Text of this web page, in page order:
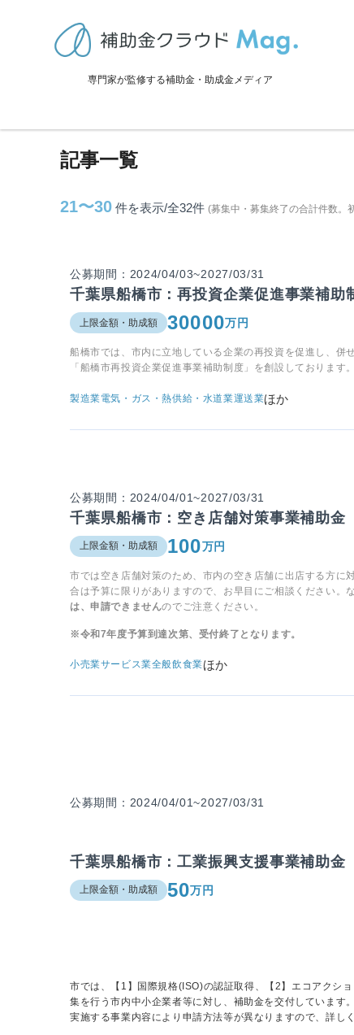
専門家が監修する補助金・助成金メディア
>補助金・助成金詳細
船橋市に関連する記事
記事一覧
21〜30 件を表示/全32件 (募集中・募集終了の合計件数。
公募期間：2024/04/03~2027/03/31
千葉県船橋市：再投資企業促進事業補助
上限金額・助成額 30000万円
船橋市では、市内に立地している企業の再投資を促進し、
「船橋市再投資企業促進事業補助制度」を創設しております。
製造業電気・ガス・熱供給・水道業運送業ほか
公募期間：2024/04/01~2027/03/31
千葉県船橋市：空き店舗対策事業補助金
上限金額・助成額 100万円
市では空き店舗対策のため、市内の空き店舗に出店する方に
合は予算に限りがありますので、お早目にご相談ください。な
は、申請できませんのでご注意ください。
※令和7年度予算到達次第、受付終了となります。
小売業サービス業全般飲食業ほか
公募期間：2024/04/01~2027/03/31
千葉県船橋市：工業振興支援事業補助金
上限金額・助成額 50万円
市では、【1】国際規格(ISO)の認証取得、【2】エコアクシ
集を行う市内中小企業者等に対し、補助金を交付しています。
実施する事業内容により申請方法等が異なりますので、詳し